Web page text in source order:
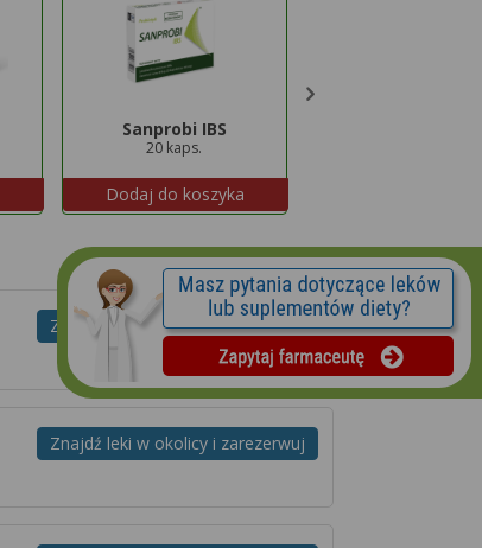
Sanprobi IBS
20 kaps.
Dodaj do koszyka
Znajdź leki w okolicy i zarezerwuj
Znajdź leki w okolicy i zarezerwuj